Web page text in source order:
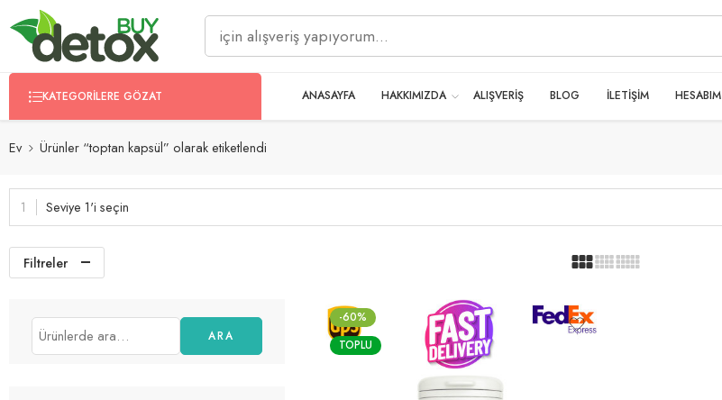
KATEGORILERE GÖZAT ANASAYFA HAKKIMIZDA ALIŞVERİŞ BLOG İLETİŞİM HESABIM
Ev Ürünler “toptan kapsül” olarak etiketlendi
Seviye 1'i seçin
Filtreler
-60%
TOPLU
ARA